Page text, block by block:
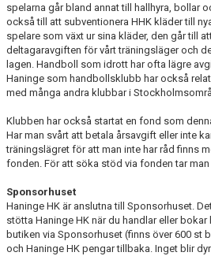
spelarna går bland annat till hallhyra, bollar
också till att subventionera HHK kläder till
spelare som växt ur sina kläder, den går till
deltagaravgiften för vårt träningsläger och
lagen. Handboll som idrott har ofta lägre
Haninge som handbollsklubb har också
med många andra klubbar i
Klubben har också startat en fond som
Har man svårt att betala årsavgift eller inte
träningslägret för att man inte har råd finns
fonden. För att söka stöd via fonden tar
Sponsorhuset
Haninge HK är anslutna till Sponsorhuset.
stötta Haninge HK när du handlar eller bokar
butiken via Sponsorhuset (finns över 600 st
och Haninge HK pengar tillbaka. Inget blir